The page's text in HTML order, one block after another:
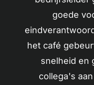
goede
het café
snelheid en
collega's